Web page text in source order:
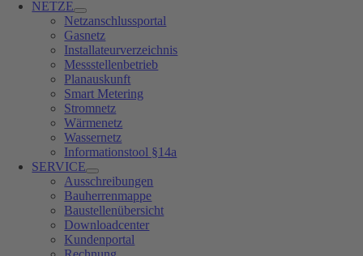
NETZE
Netzanschlussportal
Gasnetz
Installateurverzeichnis
Messstellenbetrieb
Planauskunft
Smart Metering
Stromnetz
Wärmenetz
Wassernetz
Informationstool §14a
SERVICE
Ausschreibungen
Bauherrenmappe
Baustellenübersicht
Downloadcenter
Kundenportal